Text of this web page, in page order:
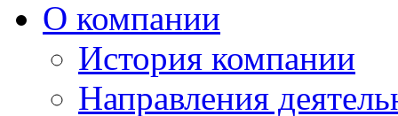
О компании
История компании
Направления